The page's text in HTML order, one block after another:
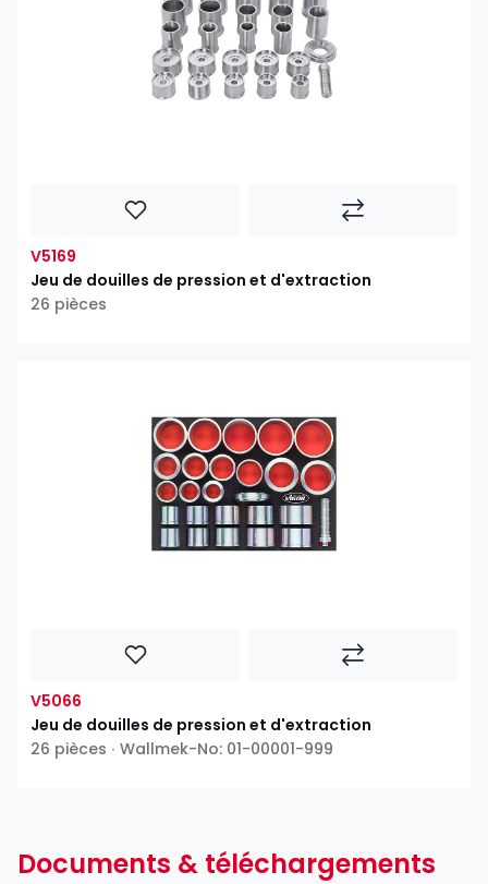
V5169
Jeu de douilles de pression et d'extraction
26 pièces
V5066
Jeu de douilles de pression et d'extraction
26 pièces ∙ Wallmek-No: 01-00001-999
Documents & téléchargements